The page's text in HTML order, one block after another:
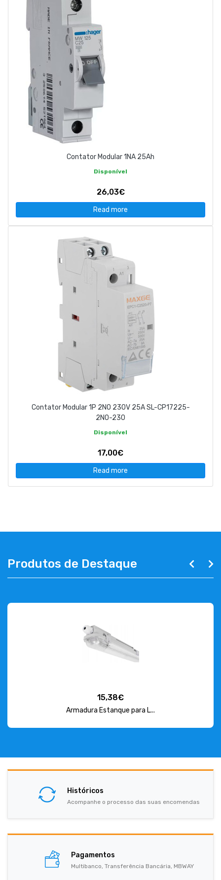
Contator Modular 1NA 25Ah
Disponível
26,03€
Read more
Contator Modular 1P 2NO 230V 25A SL-CP17225-
2NO-230
Disponível
17,00€
Read more
Produtos de Destaque
15,38€
Armadura Estanque para L...
Históricos
Acompanhe o processo das suas encomendas
Pagamentos
Multibanco, Transferência Bancária, MBWAY